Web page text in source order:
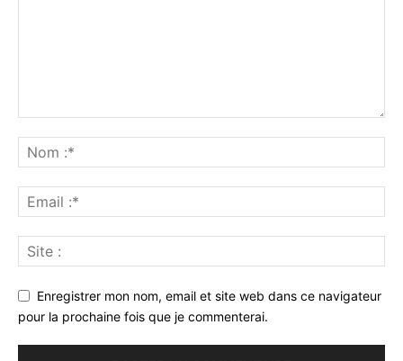
Enregistrer mon nom, email et site web dans ce navigateur
pour la prochaine fois que je commenterai.